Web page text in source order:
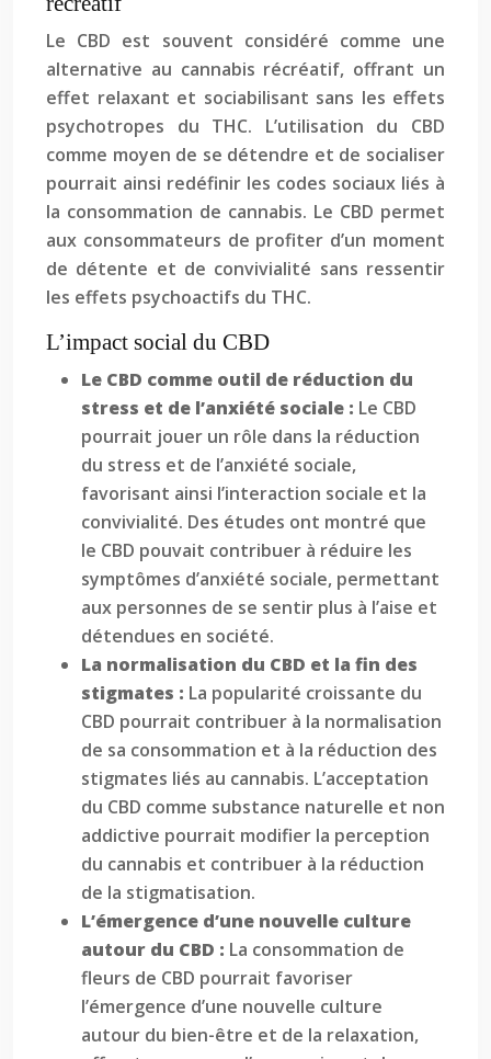
Le CBD est souvent considéré comme une
alternative au cannabis récréatif, offrant un
effet relaxant et sociabilisant sans les effets
psychotropes du THC. L’utilisation du CBD
comme moyen de se détendre et de socialiser
pourrait ainsi redéfinir les codes sociaux liés à
la consommation de cannabis. Le CBD permet
aux consommateurs de profiter d’un moment
de détente et de convivialité sans ressentir
les effets psychoactifs du THC.
L’impact social du CBD
Le CBD comme outil de réduction du
stress et de l’anxiété sociale : Le CBD
pourrait jouer un rôle dans la réduction
du stress et de l’anxiété sociale,
favorisant ainsi l’interaction sociale et la
convivialité. Des études ont montré que
le CBD pouvait contribuer à réduire les
symptômes d’anxiété sociale, permettant
aux personnes de se sentir plus à l’aise et
détendues en société.
La normalisation du CBD et la fin des
stigmates : La popularité croissante du
CBD pourrait contribuer à la normalisation
de sa consommation et à la réduction des
stigmates liés au cannabis. L’acceptation
du CBD comme substance naturelle et non
addictive pourrait modifier la perception
du cannabis et contribuer à la réduction
de la stigmatisation.
L’émergence d’une nouvelle culture
autour du CBD : La consommation de
fleurs de CBD pourrait favoriser
l’émergence d’une nouvelle culture
autour du bien-être et de la relaxation,